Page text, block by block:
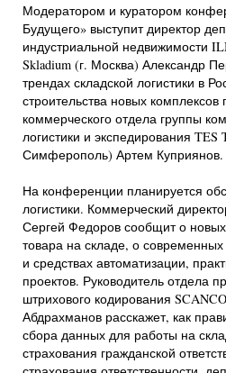
Модератором и куратором
Будущего» выступит директор
индустриальной недвижимости
Skladium (г. Москва) Александр
трендах складской логистики в
строительства новых комплексов
коммерческого отдела группы
логистики и экспедирования TES
Симферополь) Артем Куприянов.
На конференции планируется
логистики. Коммерческий
Сергей Федоров сообщит о
товара на складе, о
и средствах автоматизации,
проектов. Руководитель отдела
штрихового кодирования
Абдрахманов расскажет, как
сбора данных для работы на
страхования гражданской